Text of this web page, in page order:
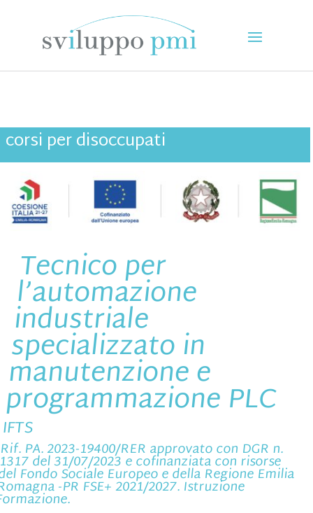
corsi per disoccupati
Tecnico per
l’automazione
industriale
specializzato in
manutenzione e
programmazione PLC
IFTS
Rif. PA. 2023-19400/RER approvato con DGR n.
del 31/07/2023 e cofinanziata con risorse
Fondo Sociale Europeo e della Regione Emilia
-PR FSE+ 2021/2027. Istruzione